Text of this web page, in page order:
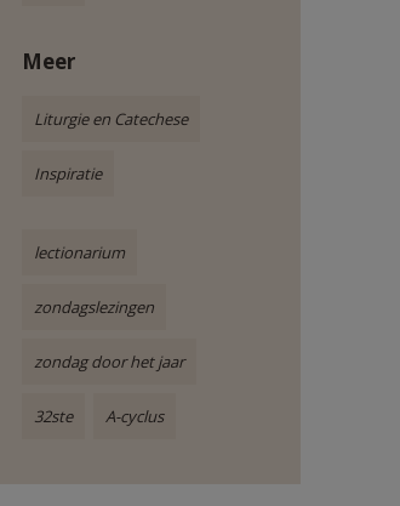
Meer
Liturgie en Catechese
Inspiratie
lectionarium
zondagslezingen
zondag door het jaar
32ste A-cyclus